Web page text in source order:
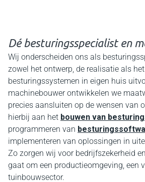
Dé besturingsspecialist en
Wij onderscheiden ons als
zowel het ontwerp, de realisatie als
besturingssystemen in eigen huis
machinebouwer ontwikkelen we
precies aansluiten op de wensen van
hierbij aan het bouwen van
programmeren van
implementeren van oplossingen in
Zo zorgen wij voor bedrijfszekerheid
gaat om een productieomgeving, een
tuinbouwsector.